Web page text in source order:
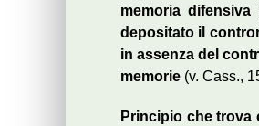
memoria
depositato il
in assenza del
memorie (v. Cass.,
Principio che trova